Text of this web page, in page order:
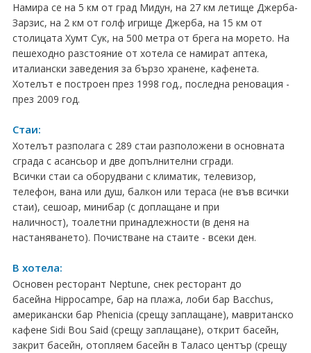
Албания
Хърватия
Гърция
Италия
Австрия
Сърбия - E-Tours
Турция
Унгария
Швеция
ПРАЗНИЦИ
Намира се на 5 км от град Мидун, на 27 км летище Джерба-
Зарзис, на 2 км от голф игрище Джерба, на 15 км от
столицата Хумт Сук, на 500 метра от брега на морето. На
пешеходно разстояние от хотела се намират аптека,
италиански заведения за бързо хранене, кафенета.
Хотелът е построен през 1998 год., последна реновация -
през 2009 год.
Стаи:
Хотелът разполага с 289 стаи разположени в основната
сграда с асансьор и две допълнителни сгради.
Всички стаи са оборудвани с климатик, телевизор,
телефон, вана или душ, балкон или тераса (не във всички
стаи), сешоар, минибар (с доплащане и при
наличност), тоалетни принадлежности (в деня на
настаняването). Почистване на стаите - всеки ден.
В хотела:
Основен ресторант Neptune, снек ресторант до
басейна Hippocampe, бар на плажа, лоби бар Bacchus,
американски бар Phenicia (срещу заплащане), мавританско
кафене Sidi Bou Said (срещу заплащане), открит басейн,
закрит басейн, отопляем басейн в Таласо център (срещу